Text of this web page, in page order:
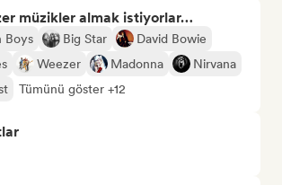
müzikler almak istiyorlar…
Boys Big Star
David Bowie
Weezer Madonna
Nirvana
Tümünü göster +12